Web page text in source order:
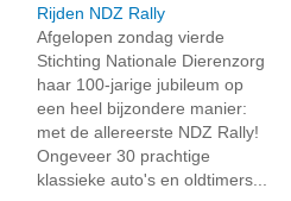
Rijden NDZ Rally
Afgelopen zondag vierde
Stichting Nationale Dierenzorg
haar 100-jarige jubileum op
een heel bijzondere manier:
met de allereerste NDZ Rally!
Ongeveer 30 prachtige
klassieke auto's en oldtimers...